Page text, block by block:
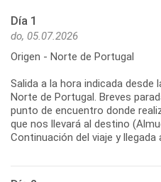
Día 1
do, 05.07.2026
Origen - Norte de Portugal
Salida a la hora indicada
Norte de Portugal. Breves
punto de encuentro donde
que nos llevará al destino